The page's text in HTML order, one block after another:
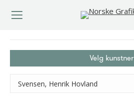
Velg kunstner